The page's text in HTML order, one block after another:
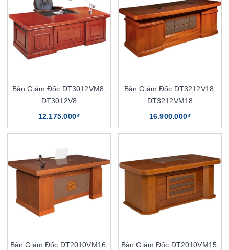
Bàn Giám Đốc DT3012VM8,
DT3012V8
12.175.000₫
Bàn Giám Đốc DT3212V18,
DT3212VM18
16.900.000₫
Bàn Giám Đốc DT2010VM16,
Bàn Giám Đốc DT2010VM15,